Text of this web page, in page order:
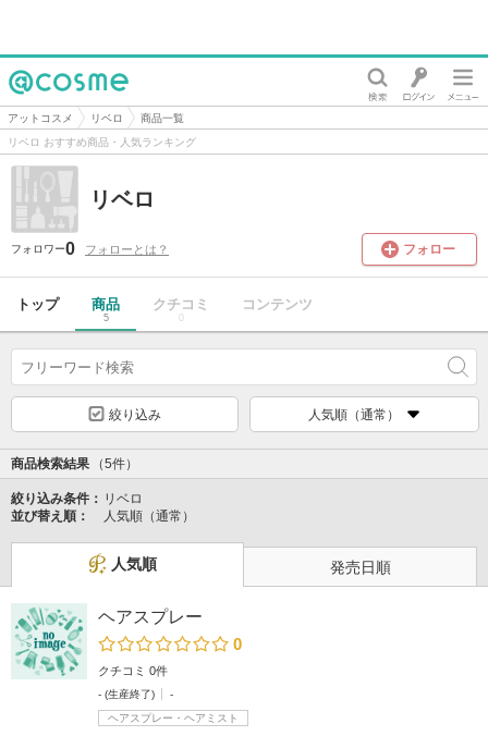
@cosme
アットコスメ リベロ
商品一覧
リベロ おすすめ商品・人気ランキング
リベロ
フォロワー0 フォローとは？ フォロー
トップ 商品
5
クチコミ
0
コンテンツ
絞り込み 人気順（通常）
商品検索結果 （5件）
絞り込み条件： リベロ
並び替え順：
人気順（通常）
人気順 発売日順
ヘアスプレー
0
クチコミ 0件
- (生産終了)
-
ヘアスプレー・ヘアミスト